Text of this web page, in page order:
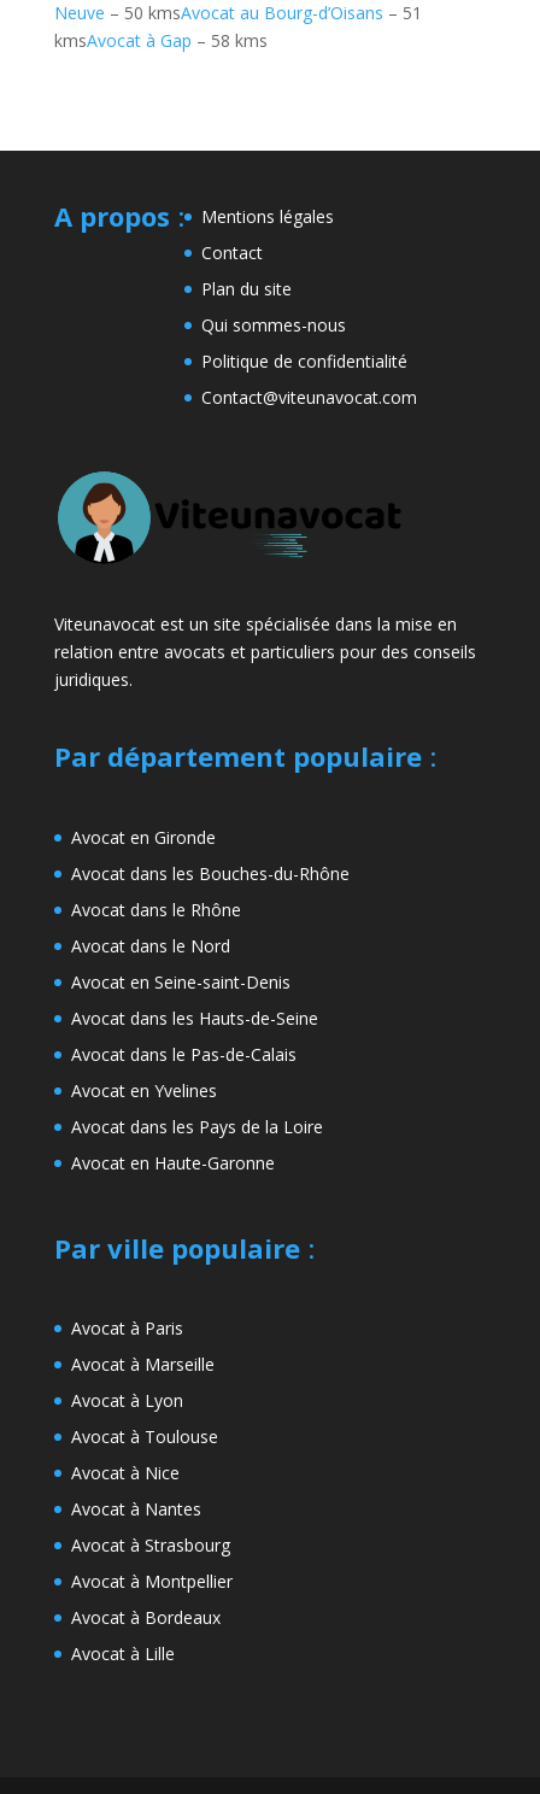
Neuve – 50 kmsAvocat au Bourg-d’Oisans – 51
kmsAvocat à Gap – 58 kms
A propos :
Mentions légales
Contact
Plan du site
Qui sommes-nous
Politique de confidentialité
Contact@viteunavocat.com
Viteunavocat est un site spécialisée dans la mise en
relation entre avocats et particuliers pour des conseils
juridiques.
Par département populaire:
Avocat en Gironde
Avocat dans les Bouches-du-Rhône
Avocat dans le Rhône
Avocat dans le Nord
Avocat en Seine-saint-Denis
Avocat dans les Hauts-de-Seine
Avocat dans le Pas-de-Calais
Avocat en Yvelines
Avocat dans les Pays de la Loire
Avocat en Haute-Garonne
Par ville populaire:
Avocat à Paris
Avocat à Marseille
Avocat à Lyon
Avocat à Toulouse
Avocat à Nice
Avocat à Nantes
Avocat à Strasbourg
Avocat à Montpellier
Avocat à Bordeaux
Avocat à Lille